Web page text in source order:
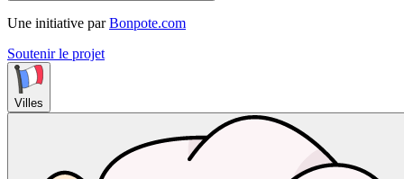
Une initiative par Bonpote.com
Soutenir le projet
Villes